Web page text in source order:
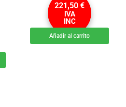
221,50 €
IVA
INC
Añadir al carrito